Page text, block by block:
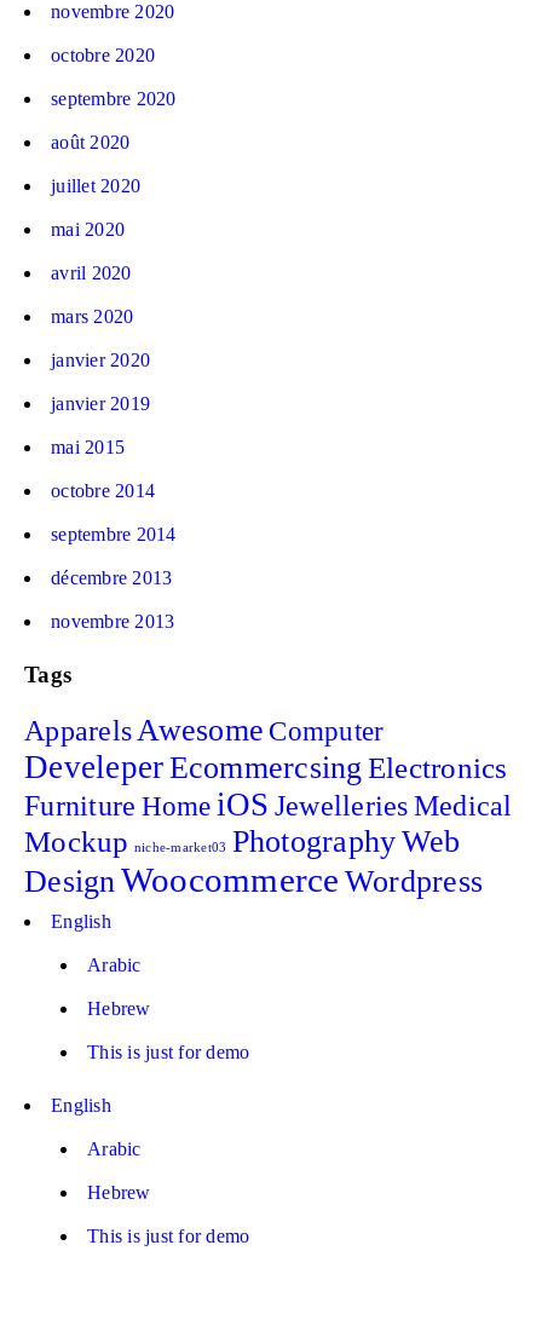
novembre 2020
octobre 2020
septembre 2020
août 2020
juillet 2020
mai 2020
avril 2020
mars 2020
janvier 2020
janvier 2019
mai 2015
octobre 2014
septembre 2014
décembre 2013
novembre 2013
Tags
ApparelsAwesome Computer
DeveleperEcommercsing Electronics
Furniture HomeiOS JewelleriesMedical
Mockup niche-market03 PhotographyWeb
DesignWoocommerce Wordpress
English
Arabic
Hebrew
This is just for demo
English
Arabic
Hebrew
This is just for demo